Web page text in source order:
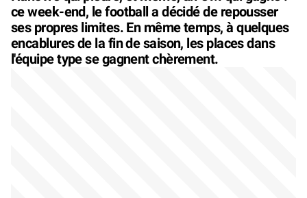
ce week-end, le football a décidé de repousser
ses propres limites. En même temps, à quelques
encablures de la fin de saison, les places dans
l'équipe type se gagnent chèrement.